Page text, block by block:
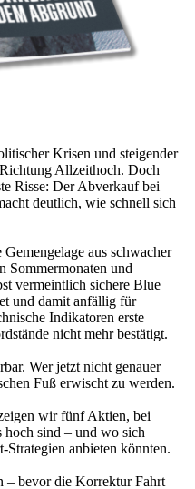
Krisen und steigender
Allzeithoch. Doch
Risse: Der Abverkauf bei
deutlich, wie schnell sich
aus schwacher
Sommermonaten und
vermeintlich sichere Blue
und damit anfällig für
Indikatoren erste
nicht mehr bestätigt.
Wer jetzt nicht genauer
Fuß erwischt zu werden.
wir fünf Aktien, bei
hoch sind – und wo sich
anbieten könnten.
– bevor die Korrektur Fahrt